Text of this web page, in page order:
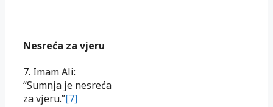
Nesreća za vjeru
7. Imam Ali:
“Sumnja je nesreća
za vjeru.”[7]